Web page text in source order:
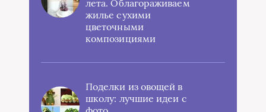
лета. Облагораживаем
жилье сухими
цветочными
композициями
Поделки из овощей в
школу: лучшие идеи с